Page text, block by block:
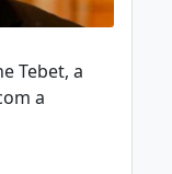
Tebet, a
a